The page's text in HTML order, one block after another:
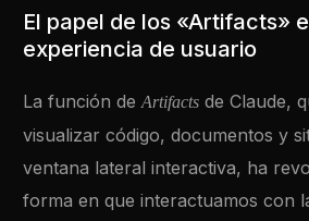
El papel de los «Artifacts»
experiencia de usuario
La función deArtifacts de Claude,
visualizar código, documentos y
ventana lateral interactiva, ha
forma en que interactuamos con